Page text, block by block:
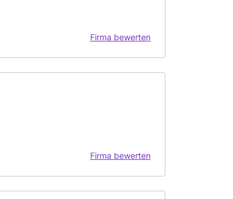
Firma bewerten
Firma bewerten